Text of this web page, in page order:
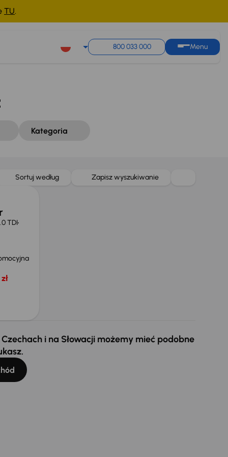
TU.
800 033 000 Menu
Kategoria
Sortuj według Zapisz wyszukiwanie
TDI
i na Słowacji możemy mieć podobne